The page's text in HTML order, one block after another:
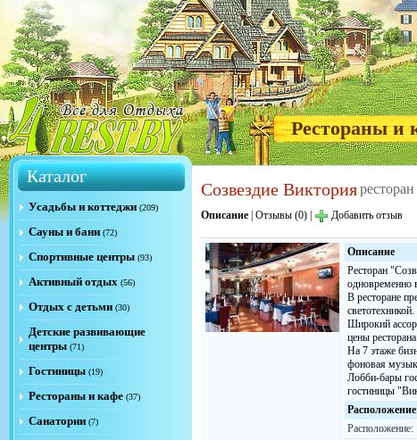
Рестораны и
Каталог
Усадьбы и коттеджи (209)
Сауны и бани (72)
Спортивные центры (93)
Активный отдых (56)
Отдых с детьми (30)
Детские развивающие
центры (71)
Гостиницы (19)
Рестораны и кафе (37)
Санатории (7)
Созвездие Викторияресторан
Описание Отзывы (0) Добавить отзыв
Описание
Ресторан
одновременно
В ресторане
светотехникой.
Широкий
цены
На 7 этаже
фоновая
Лобби-бары
гостиницы
Расположение
Расположение: